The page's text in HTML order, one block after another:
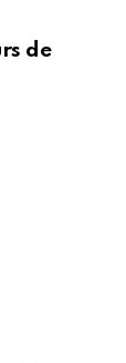
de